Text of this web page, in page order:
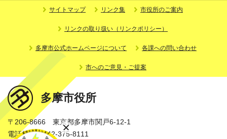
サイトマップ リンク集 市役所のご案内
リンクの取り扱い（リンクポリシー）
多摩市公式ホームページについて 各課への問い合わせ
市へのご意見・ご提案
多摩市役所
〒206-8666 東京都多摩市関戸6-12-1
電話番号：042-375-8111